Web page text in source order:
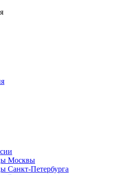
Mосквы
Санкт-Петербурга